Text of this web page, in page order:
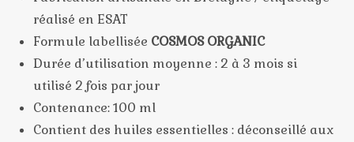
réalisé en ESAT
Formule labellisée COSMOS ORGANIC
Durée d’utilisation moyenne : 2 à 3 mois si
utilisé 2 fois par jour
Contenance: 100 ml
Contient des huiles essentielles : déconseillé aux